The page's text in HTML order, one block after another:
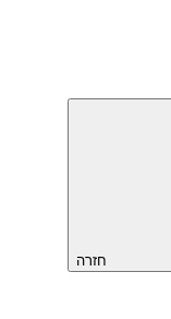
חזרה